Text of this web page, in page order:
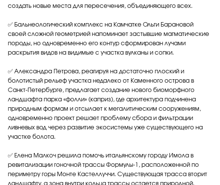
создать новые места для пересечения, объединяющего всех.
✅ Бальнеологический комплекс на Камчатке Ольги Барановой
своей сложной геометрией напоминает застывшие магматические
породы, но одновременно его контур сформирован лучами
раскрытия видов на видимые с участка вулканы и сопки.
✅ Александра Петрова, реагируя на достаточно плоский и
болотистый рельеф участка недалеко от Каменного острова в
Санкт-Петербурге, предлагает создание нового биоморфного
ландшафта парка «фолли» (каприз), где архитектура подчинена
природным формам и отсылает к мегалитическим сооружениям,
одновременно проект решает проблему сбора и фильтрации
ливневых вод через развитие экосистемы уже существующего на
участке болота.
✅ Елена Малкоч решила помочь итальянскому городу Имола в
ревитализации гоночной трассы Формулы-1, расположенной по
периметру горы Монте Кастеллуччи. Существующая трасса вторит
ландшафту, а зона внутри кольца трассы остается природной.